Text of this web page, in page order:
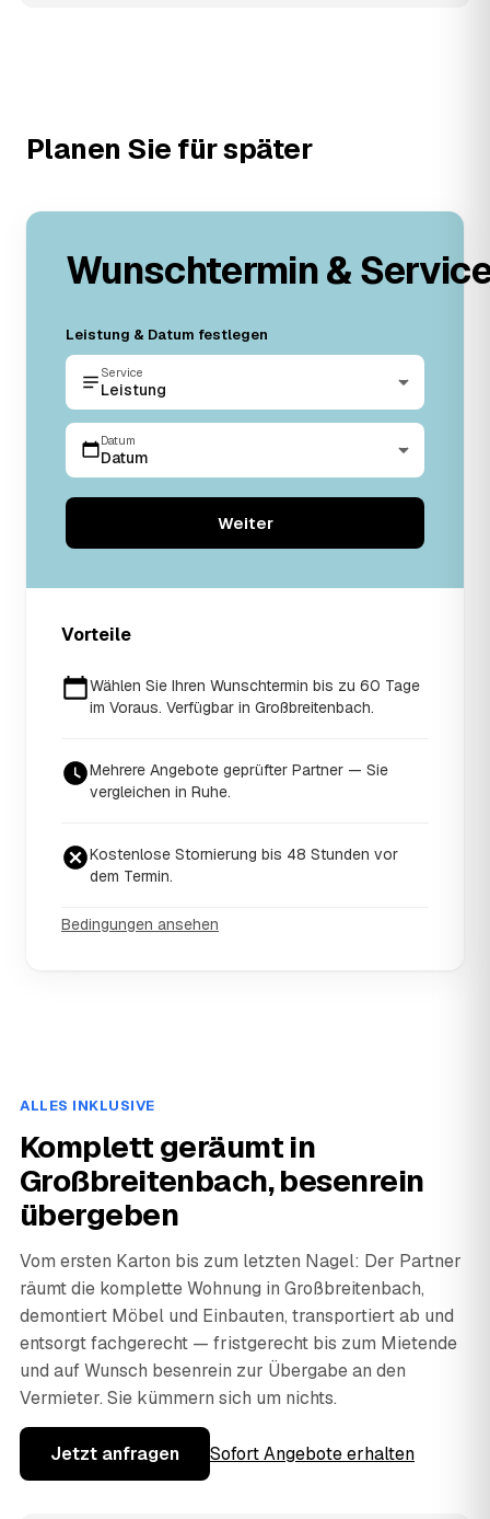
Planen Sie für später
Wunschtermin &
Leistung & Datum festlegen
Service
Leistung
Datum
Datum
Weiter
Vorteile
Wählen Sie Ihren Wunschtermin bis zu 60 Tage
im Voraus. Verfügbar in Großbreitenbach.
Mehrere Angebote geprüfter Partner — Sie
vergleichen in Ruhe.
Kostenlose Stornierung bis 48 Stunden vor
dem Termin.
Bedingungen ansehen
ALLES INKLUSIVE
Komplett geräumt in
Großbreitenbach, besenrein
übergeben
Vom ersten Karton bis zum letzten Nagel: Der Partner
räumt die komplette Wohnung in Großbreitenbach,
demontiert Möbel und Einbauten, transportiert ab und
entsorgt fachgerecht — fristgerecht bis zum Mietende
und auf Wunsch besenrein zur Übergabe an den
Vermieter. Sie kümmern sich um nichts.
Jetzt anfragen Sofort Angebote erhalten